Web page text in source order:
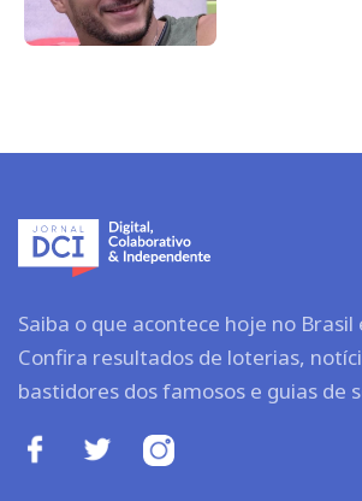
Saiba o que acontece hoje no Brasil
Confira resultados de loterias,
bastidores dos famosos e guias de